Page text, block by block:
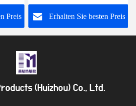
Preis Erhalten Sie besten Preis
(Huizhou) Co., Ltd.